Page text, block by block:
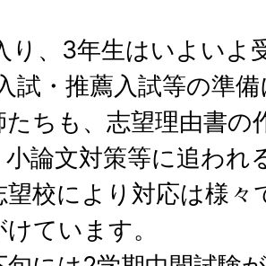
り、3年生はいよいよ
試・推薦入試等の準
たちも、志望理由書の
小論文対策等に追われ
望校により対応は様々
ています。